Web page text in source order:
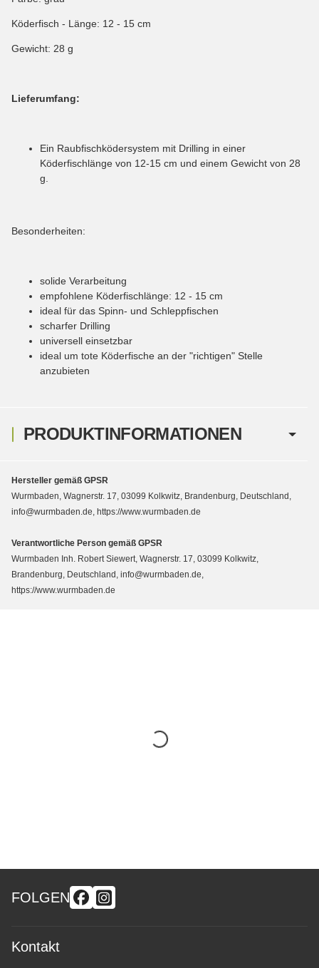
PRODUKTINFORMATIONEN
Köderfisch - Länge: 12 - 15 cm
Gewicht: 28 g
Lieferumfang:
Ein Raubfischködersystem mit Drilling in einer
Köderfischlänge von 12-15 cm und einem Gewicht von 28
g.
Besonderheiten:
solide Verarbeitung
empfohlene Köderfischlänge: 12 - 15 cm
ideal für das Spinn- und Schleppfischen
scharfer Drilling
universell einsetzbar
ideal um tote Köderfische an der "richtigen" Stelle
anzubieten
Hersteller gemäß GPSR
Wurmbaden, Wagnerstr. 17, 03099 Kolkwitz, Brandenburg, Deutschland,
info@wurmbaden.de, https://www.wurmbaden.de
Verantwortliche Person gemäß GPSR
Wurmbaden Inh. Robert Siewert, Wagnerstr. 17, 03099 Kolkwitz,
Brandenburg, Deutschland, info@wurmbaden.de,
https://www.wurmbaden.de
FOLGEN
Kontakt